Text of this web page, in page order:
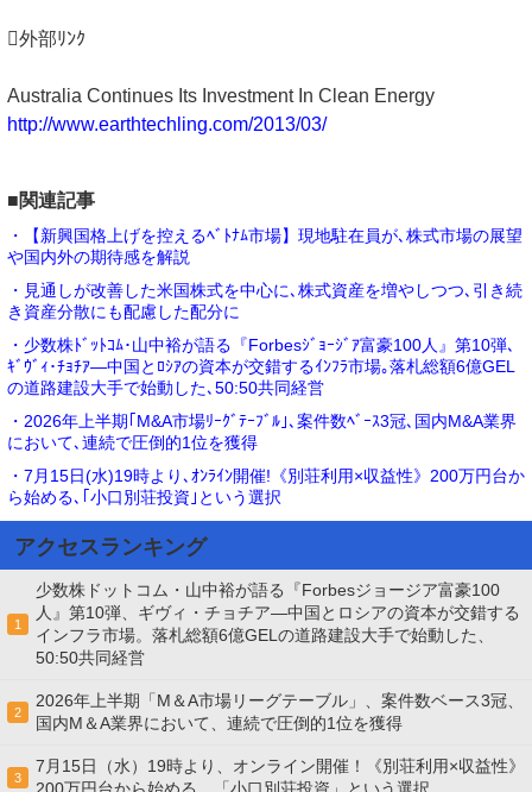
外部ﾘﾝｸ
Australia Continues Its Investment In Clean Energy
http://www.earthtechling.com/2013/03/
■関連記事
・【新興国格上げを控えるﾍﾞﾄﾅﾑ市場】現地駐在員が､株式市場の展望
や国内外の期待感を解説
・見通しが改善した米国株式を中心に､株式資産を増やしつつ､引き続
き資産分散にも配慮した配分に
・少数株ﾄﾞｯﾄｺﾑ･山中裕が語る『Forbesｼﾞｮｰｼﾞｱ富豪100人』第10弾､
ｷﾞｳﾞｨ･ﾁｮﾁｱ―中国とﾛｼｱの資本が交錯するｲﾝﾌﾗ市場｡落札総額6億GEL
の道路建設大手で始動した､50:50共同経営
・2026年上半期｢M&A市場ﾘｰｸﾞﾃｰﾌﾞﾙ｣､案件数ﾍﾞｰｽ3冠､国内M&A業界
において､連続で圧倒的1位を獲得
・7月15日(水)19時より､ｵﾝﾗｲﾝ開催!《別荘利用×収益性》200万円台か
ら始める､｢小口別荘投資｣という選択
アクセスランキング
1
少数株ドットコム・山中裕が語る『Forbesジョージア富豪100
人』第10弾、ギヴィ・チョチア―中国とロシアの資本が交錯する
インフラ市場。落札総額6億GELの道路建設大手で始動した、
50:50共同経営
2
2026年上半期「M＆A市場リーグテーブル」、案件数ベース3冠、
国内M＆A業界において、連続で圧倒的1位を獲得
3
7月15日（水）19時より、オンライン開催！《別荘利用×収益性》
200万円台から始める、「小口別荘投資」という選択